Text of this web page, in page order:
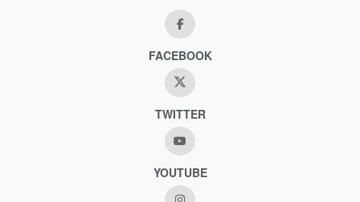
FACEBOOK
TWITTER
YOUTUBE